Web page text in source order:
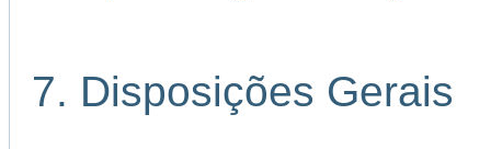
7. Disposições Gerais